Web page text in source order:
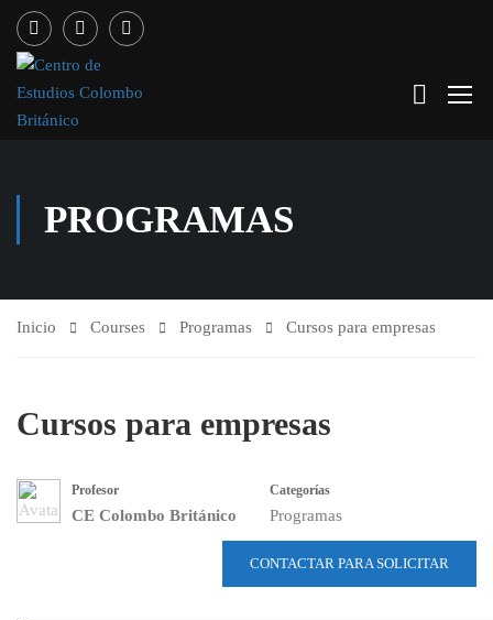
PROGRAMAS
Inicio Courses Programas Cursos para empresas
Cursos para empresas
Profesor
CE Colombo Británico
Categorías
Programas
CONTACTAR PARA SOLICITAR